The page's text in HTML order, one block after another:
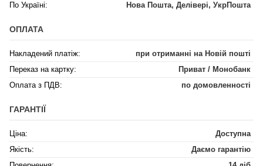
По Україні:
Нова Пошта, Делівері, УкрПошта
ОПЛАТА
Накладений платіж:
при отриманні на Новій пошті
Переказ на картку:
Приват / Монобанк
Оплата з ПДВ:
по домовленності
ГАРАНТІЇ
Ціна:
Доступна
Якість:
Даємо гарантію